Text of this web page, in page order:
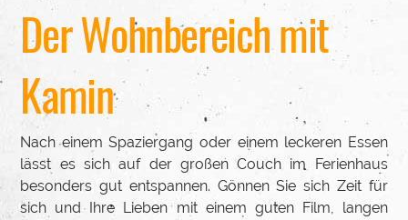
Der Wohnbereich mit
Kamin
Nach einem Spaziergang oder einem leckeren Essen
lässt es sich auf der großen Couch im Ferienhaus
besonders gut entspannen. Gönnen Sie sich Zeit für
sich und Ihre Lieben mit einem guten Film, langen